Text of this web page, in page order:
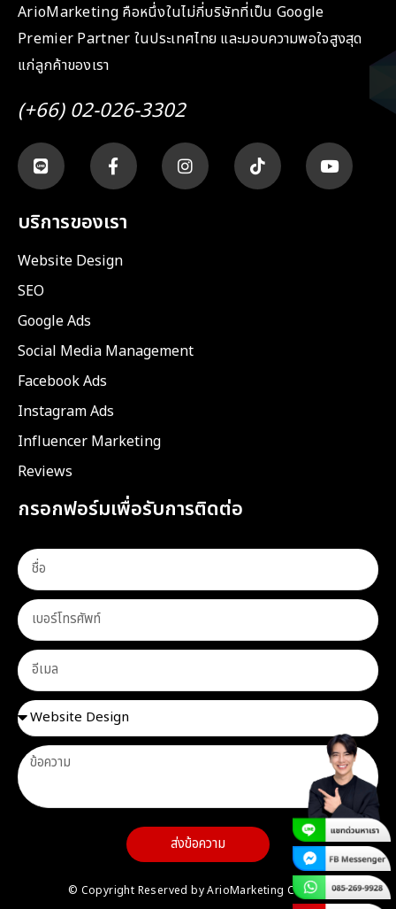
ArioMarketing คือหนึ่งในไม่กี่บริษัทที่เป็น Google
Premier Partner ในประเทศไทย และมอบความพอใจสูงสุด
แก่ลูกค้าของเรา
(+66) 02-026-3302
บริการของเรา
Website Design
SEO
Google Ads
Social Media Management
Facebook Ads
Instagram Ads
Influencer Marketing
Reviews
กรอกฟอร์มเพื่อรับการติดต่อ
ส่งข้อความ
© Copyright Reserved by ArioMarketing Co.,Ltd.